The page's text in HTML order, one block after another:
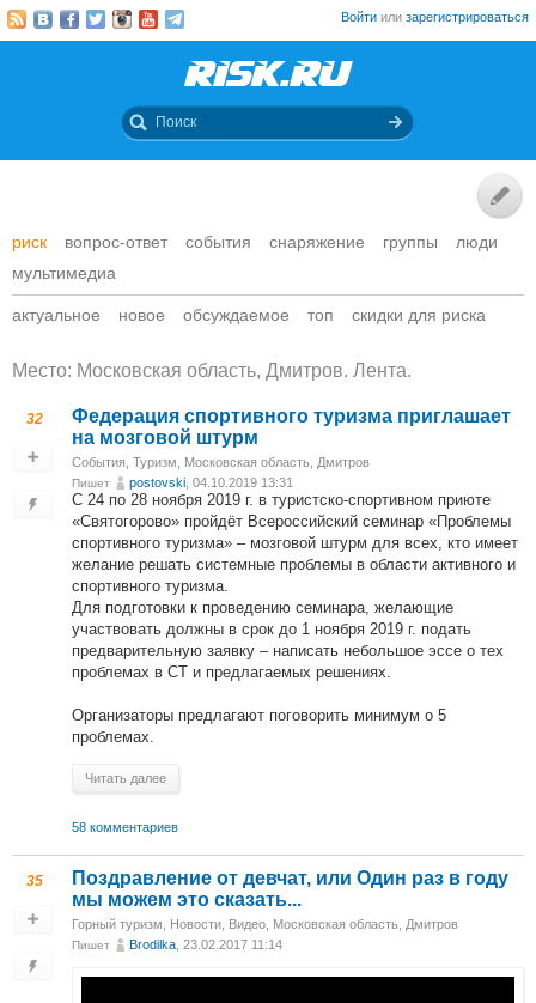
Войти или зарегистрироваться
риск вопрос-ответ события снаряжение группы
люди
мультимедиа
актуальное новое обсуждаемое топ скидки для риска
Место: Московская область, Дмитров. Лента.
32
Федерация спортивного туризма приглашает
на мозговой штурм
События Туризм Московская область, Дмитров
Пишет postovski , 04.10.2019 13:31
С 24 по 28 ноября 2019 г. в туристско-спортивном приюте
«Святогорово» пройдёт Всероссийский семинар «Проблемы
спортивного туризма» – мозговой штурм для всех, кто имеет
желание решать системные проблемы в области активного и
спортивного туризма.
Для подготовки к проведению семинара, желающие
участвовать должны в срок до 1 ноября 2019 г. подать
предварительную заявку – написать небольшое эссе о тех
проблемах в СТ и предлагаемых решениях.
Организаторы предлагают поговорить минимум о 5
проблемах.
Читать далее
58 комментариев
35
Поздравление от девчат, или Один раз в году
мы можем это сказать...
Горный туризм Новости Видео Московская область, Дмитров
Пишет Brodilka , 23.02.2017 11:14